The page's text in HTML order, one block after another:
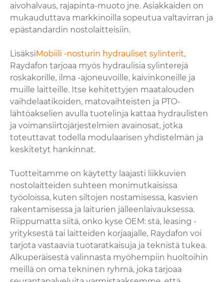
aivohalvaus, rajapinta-muoto jne. Asiakkaiden on
mukauduttava markkinoilla sopeutua valtavirran ja
epästandardin nostolaitteisiin.
LisäksiMobiili -nosturin hydrauliset sylinterit,
Raydafon tarjoaa myös hydraulisia sylinterejä
roskakorille, ilma -ajoneuvoille, kaivinkoneille ja
muille laitteille. Itse kehitettyjen maatalouden
vaihdelaatikoiden, matovaihteisten ja PTO-
lähtöakselien avulla tuotelinja kattaa hydraulisten
ja voimansiirtojärjestelmien avainosat, jotka
toteuttavat todella modulaarisen yhdistelmän ja
keskitetyt hankinnat.
Tuotteitamme on käytetty laajasti liikkuvien
nostolaitteiden suhteen monimutkaisissa
työoloissa, kuten siltojen nostamisessa, kasvien
rakentamisessa ja laiturien jälleenlaivauksessa.
Riippumatta siitä, onko kyse OEM: stä, leasing -
yrityksestä tai laitteiden korjaajalle, Raydafon voi
tarjota vastaavia tuotaratkaisuja ja teknistä tukea.
Alkuperäisestä valinnasta myöhempiin huoltoihin
meillä on oma tekninen ryhmä, joka tarjoaa